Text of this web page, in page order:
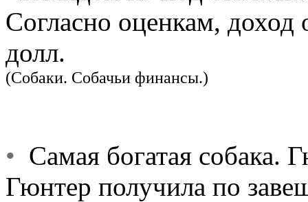
Согласно оценкам, доход
долл.
(Собаки. Собачьи финансы.)
• Самая богатая собака.
Гюнтер получила по